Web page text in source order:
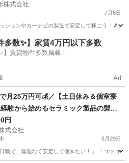
株式会社
7月6日
ションやカーナビの製造で安定して稼ごう！🎵
未経験多数✨】家賃4万円以下多数
】賃貸物件多数掲載！
Ad
月25万円可💰／【土日休み＆個室寮
験から始めるセラミック製品の製
ッフ✨
円
式会社
5月29日
勤で、無理なく安定して働きたい！」 「コツコ